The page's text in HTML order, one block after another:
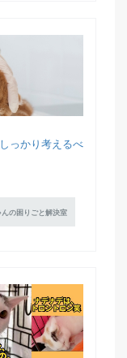
っかり考えるべ
んの困りごと解決室